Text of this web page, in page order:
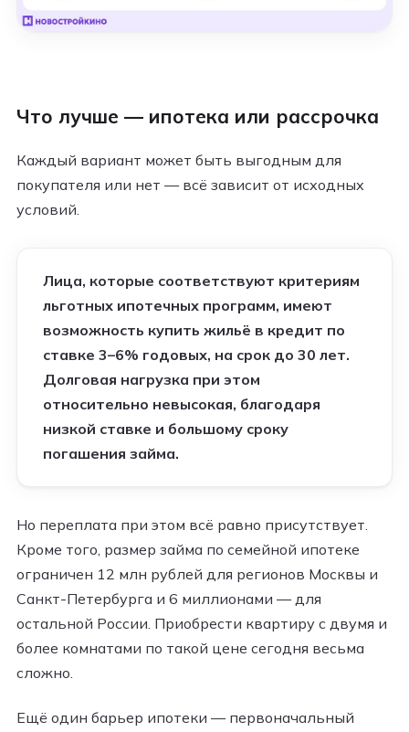
Что лучше — ипотека или рассрочка
Каждый вариант может быть выгодным для
покупателя или нет — всё зависит от исходных
условий.
Лица, которые соответствуют критериям
льготных ипотечных программ, имеют
возможность купить жильё в кредит по
ставке 3–6% годовых, на срок до 30 лет.
Долговая нагрузка при этом
относительно невысокая, благодаря
низкой ставке и большому сроку
погашения займа.
Но переплата при этом всё равно присутствует.
Кроме того, размер займа по семейной ипотеке
ограничен 12 млн рублей для регионов Москвы и
Санкт-Петербурга и 6 миллионами — для
остальной России. Приобрести квартиру с двумя и
более комнатами по такой цене сегодня весьма
сложно.
Ещё один барьер ипотеки — первоначальный